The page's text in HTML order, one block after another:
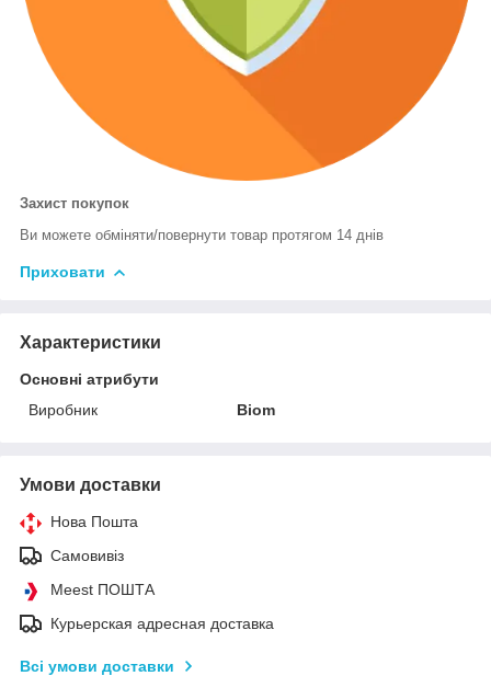
Захист покупок
Ви можете обміняти/повернути товар протягом 14 днів
Приховати
Характеристики
Основні атрибути
Виробник
Biom
Умови доставки
Нова Пошта
Самовивіз
Meest ПОШТА
Курьерская адресная доставка
Всі умови доставки